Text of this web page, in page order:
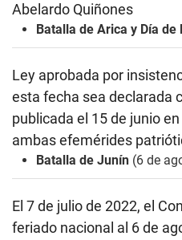
Abelardo Quiñones
Batalla de Arica y Día de
Ley aprobada por
esta fecha sea declarada
publicada el 15 de junio
ambas efemérides
Batalla de Junín (6 de
El 7 de julio de 2022, el
feriado nacional al 6 de